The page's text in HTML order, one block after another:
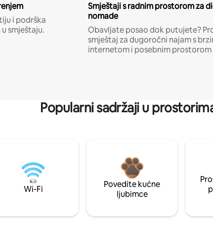
i podrška
smještaju.
Smještaji s radnim prostorom za
nomade
Obavljate posao dok putujete?
smještaj za dugoročni najam s
internetom i posebnim prostorom
Popularni sadržaji u
Wi-Fi
Povedite kućne
ljubimce